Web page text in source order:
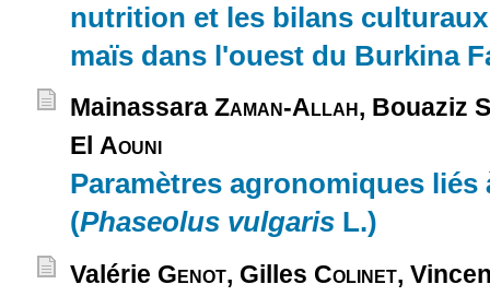
nutrition et les bilans
maïs dans l'ouest du Burkina
Mainassara Zaman-Allah, Bouaziz
El Aouni
Paramètres agronomiques
(Phaseolus vulgaris L.)
Valérie Genot, Gilles Colinet,